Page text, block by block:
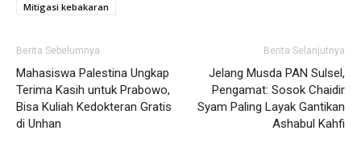
Mitigasi kebakaran
Berita Sebelumnya
Mahasiswa Palestina Ungkap
Terima Kasih untuk Prabowo,
Bisa Kuliah Kedokteran Gratis
di Unhan
Berita Selanjutnya
Jelang Musda PAN Sulsel,
Pengamat: Sosok Chaidir
Syam Paling Layak Gantikan
Ashabul Kahfi